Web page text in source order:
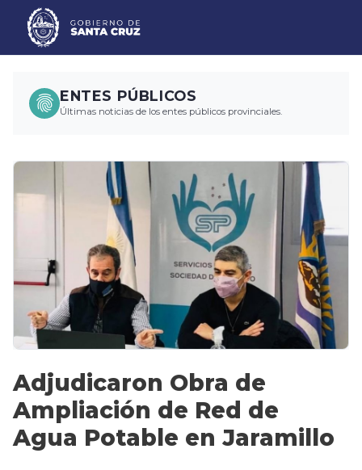
ENTES PÚBLICOS
Últimas noticias de los entes públicos provinciales.
Adjudicaron Obra de
Ampliación de Red de
Agua Potable en Jaramillo